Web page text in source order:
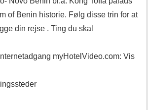
of Benin historie. Følg disse trin for at
din rejse . Ting du skal
myHotelVideo.com: Vis